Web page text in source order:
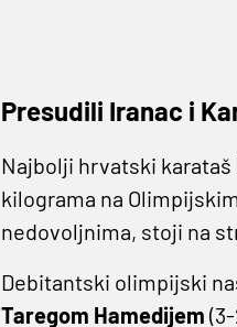
Presudili Iranac i
Najbolji hrvatski karataš
kilograma na
nedovoljnima, stoji na
Debitantski olimpijski
Taregom Hamedijem